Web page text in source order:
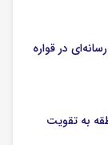
در قواره
به تقویت